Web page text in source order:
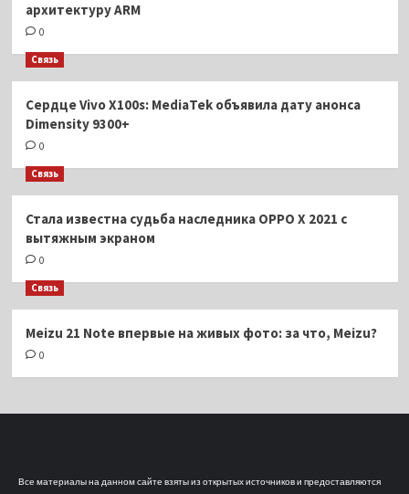
архитектуру ARM
0
Связь
Сердце Vivo X100s: MediaTek объявила дату анонса
Dimensity 9300+
0
Связь
Стала известна судьба наследника OPPO X 2021 с
вытяжным экраном
0
Связь
Meizu 21 Note впервые на живых фото: за что, Meizu?
0
Все материалы на данном сайте взяты из открытых источников и предоставляются